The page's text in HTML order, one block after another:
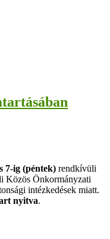
7-ig (péntek) rendkívüli
Közös Önkormányzati
intézkedések miatt.
nyitva.